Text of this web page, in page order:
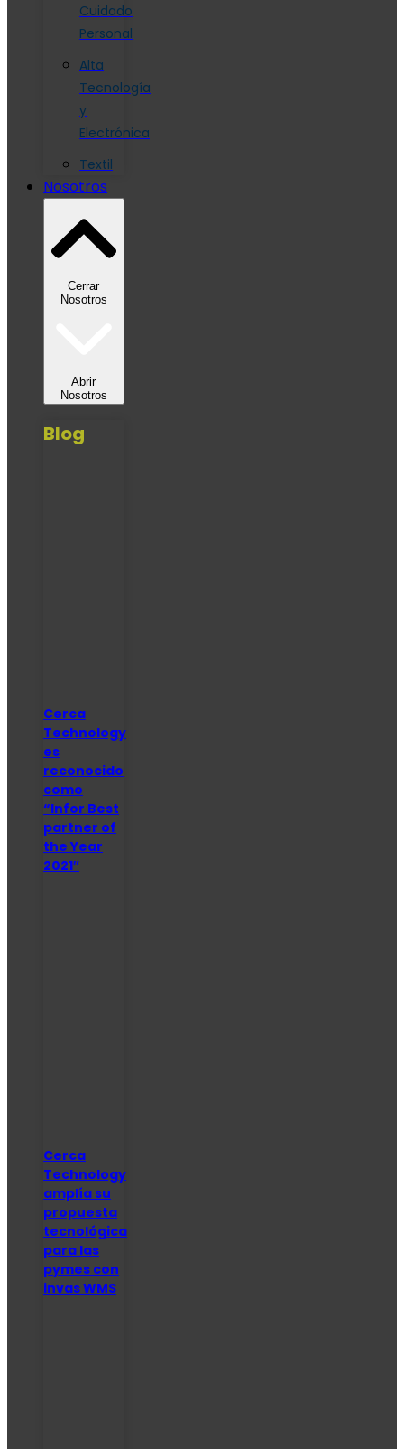
Cuidado
Personal
Alta
Tecnología
y
Electrónica
Textil
Nosotros
Cerrar
Nosotros
Abrir
Nosotros
Blog
Cerca
Technology
es
reconocido
como
“Infor Best
partner of
the Year
2021″
Cerca
Technology
amplía su
propuesta
tecnológica
para las
pymes con
invas WMS